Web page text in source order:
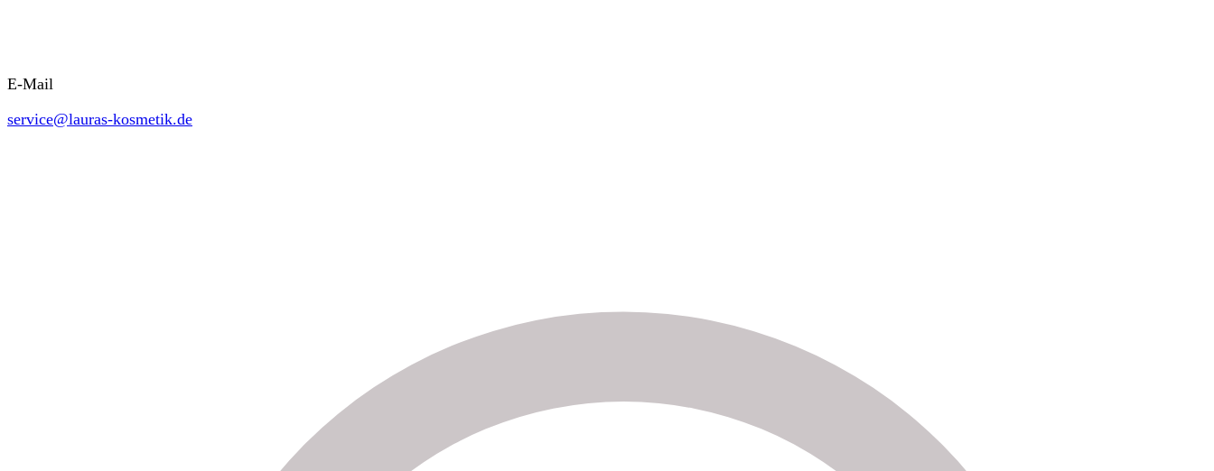
E-Mail
service@lauras-kosmetik.de